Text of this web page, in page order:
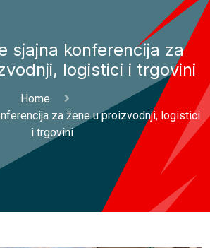
sjajna konferencija za
logistici i trgovini
Home
za žene u proizvodnji, logistici
i trgovini